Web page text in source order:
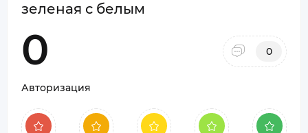
зеленая с белым
0 0
Авторизация